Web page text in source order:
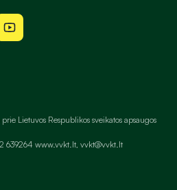
Lietuvos Respublikos sveikatos apsaugos
www.vvkt.lt, vvkt@vvkt.lt